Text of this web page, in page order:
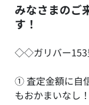
みなさまのご
す！
◇◇ガリバー
① 査定金額に自
もおかまいなし！